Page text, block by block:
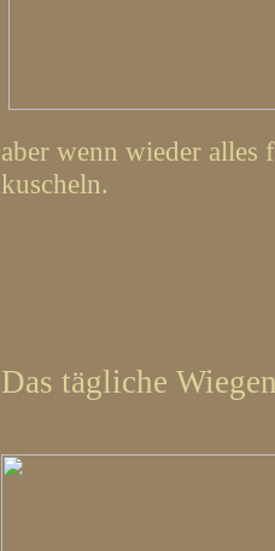
aber wenn wieder
kuscheln.
Das tägliche